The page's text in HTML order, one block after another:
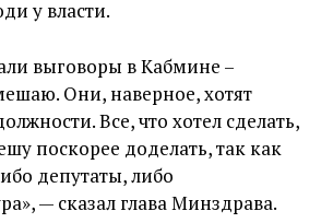
у власти.
выговоры в Кабмине –
Они, наверное, хотят
Все, что хотел сделать,
поскорее доделать, так как
депутаты, либо
— сказал глава Минздрава.